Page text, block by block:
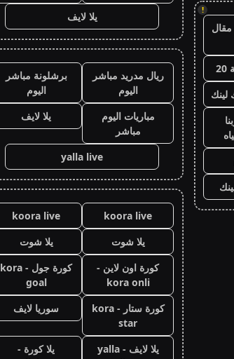
!
guest post مقال
لينك
يلا لايف
ريال مدريد مباشر
اليوم
برشلونة مباشر
اليوم
مباريات اليوم
مباشر
يلا لايف
yalla live
koora live
koora live
يلا شوت
يلا شوت
كورة اون لاين -
kora onli
كورة جول - kora
goal
كورة ستار - kora
star
سوريا لايف
يلا لايف - yalla
يلا كورة -